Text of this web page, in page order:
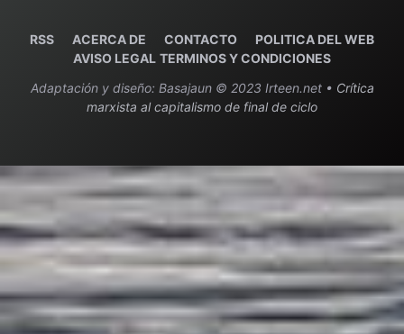
RSS ACERCA DE CONTACTO
POLITICA DEL WEB
AVISO LEGAL TERMINOS Y CONDICIONES
Adaptación y diseño: Basajaun © 2023 Irteen.net • Crítica
marxista al capitalismo de final de ciclo